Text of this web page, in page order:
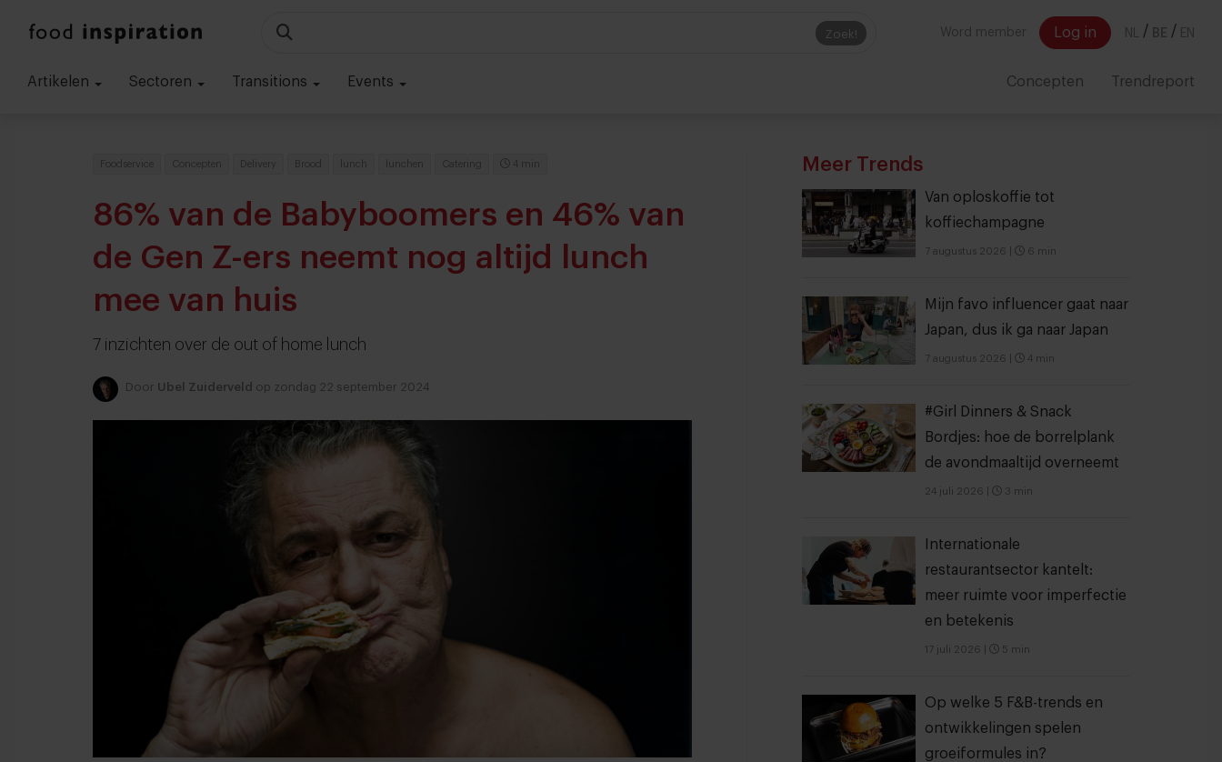
Zoek! Word member Log in NL / BE / EN
Artikelen Sectoren Transitions Events Concepten Trendreport
Foodservice Concepten Delivery Brood lunch lunchen Catering 4 min
86% van de Babyboomers en 46% van
de Gen Z-ers neemt nog altijd lunch
mee van huis
7 inzichten over de out of home lunch
Door Ubel Zuiderveld op zondag 22 september 2024
Meer Trends
Van oploskoffie tot
koffiechampagne
7 augustus 2026 6 min
Mijn favo influencer gaat naar
Japan, dus ik ga naar Japan
7 augustus 2026 4 min
#Girl Dinners & Snack
Bordjes: hoe de borrelplank
de avondmaaltijd overneemt
24 juli 2026 3 min
Internationale
restaurantsector kantelt:
meer ruimte voor imperfectie
en betekenis
17 juli 2026 5 min
Op welke 5 F&B-trends en
ontwikkelingen spelen
groeiformules in?